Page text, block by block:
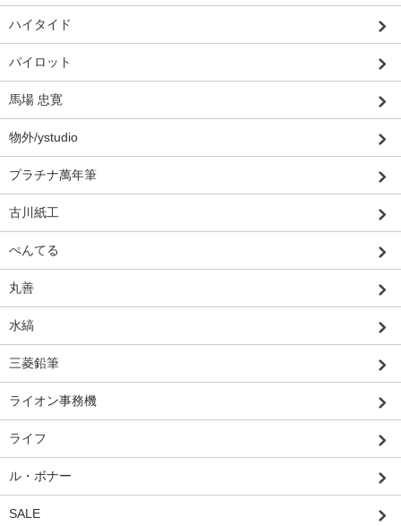
ハイタイド
パイロット
馬場 忠寛
物外/ystudio
プラチナ萬年筆
古川紙工
ぺんてる
丸善
水縞
三菱鉛筆
ライオン事務機
ライフ
ル・ボナー
SALE